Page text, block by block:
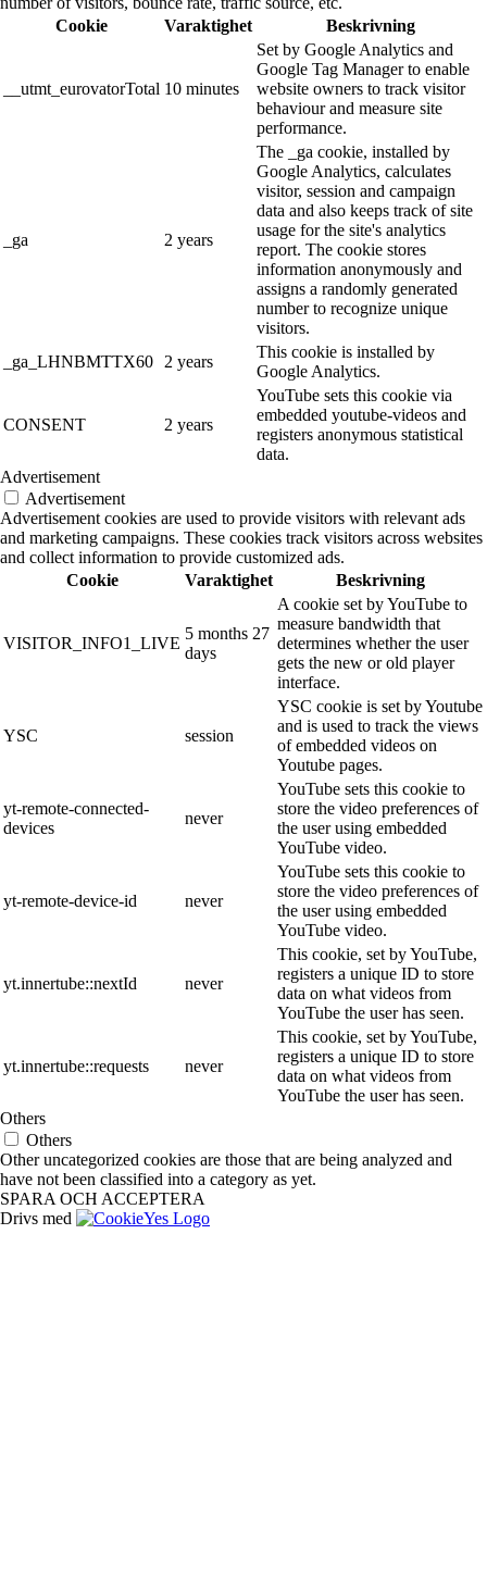
Cookie
Varaktighet Beskrivning
__utmt_eurovatorTotal 10 minutes
Set by Google Analytics and
Google Tag Manager to enable
website owners to track visitor
behaviour and measure site
performance.
_ga 2 years
The _ga cookie, installed by
Google Analytics, calculates
visitor, session and campaign
data and also keeps track of site
usage for the site's analytics
report. The cookie stores
information anonymously and
assigns a randomly generated
number to recognize unique
visitors.
_ga_LHNBMTTX60
2 years
This cookie is installed by
Google Analytics.
CONSENT 2 years
YouTube sets this cookie via
embedded youtube-videos and
registers anonymous statistical
data.
Advertisement
Advertisement
Advertisement cookies are used to provide visitors with relevant ads
and marketing campaigns. These cookies track visitors across websites
and collect information to provide customized ads.
Cookie
Varaktighet Beskrivning
VISITOR_INFO1_LIVE
5 months 27
days
A cookie set by YouTube to
measure bandwidth that
determines whether the user
gets the new or old player
interface.
YSC session
YSC cookie is set by Youtube
and is used to track the views
of embedded videos on
Youtube pages.
yt-remote-connected-
devices
never
YouTube sets this cookie to
store the video preferences of
the user using embedded
YouTube video.
yt-remote-device-id never
YouTube sets this cookie to
store the video preferences of
the user using embedded
YouTube video.
yt.innertube::nextId never
This cookie, set by YouTube,
registers a unique ID to store
data on what videos from
YouTube the user has seen.
yt.innertube::requests never
This cookie, set by YouTube,
registers a unique ID to store
data on what videos from
YouTube the user has seen.
Others
Others
Other uncategorized cookies are those that are being analyzed and
have not been classified into a category as yet.
SPARA OCH ACCEPTERA
Drivs med